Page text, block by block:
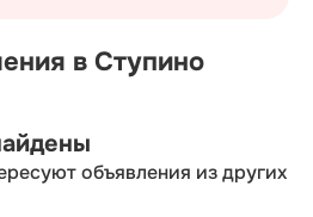
в Ступино
объявления из других